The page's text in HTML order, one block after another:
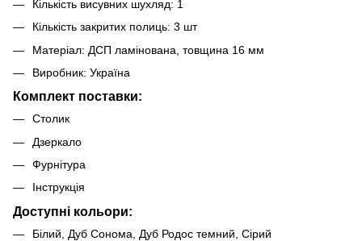
Кількість висувних шухляд: 1
Кількість закритих полиць: 3 шт
Матеріал: ДСП ламінована, товщина 16 мм
Виробник: Україна
Комплект поставки:
Столик
Дзеркало
Фурнітура
Інструкція
Доступні кольори:
Білий, Дуб Сонома, Дуб Родос темний, Сірий